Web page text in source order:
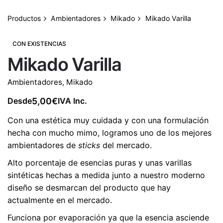
Productos Ambientadores Mikado Mikado Varilla
CON EXISTENCIAS
Mikado Varilla
Ambientadores, Mikado
Desde5,00€IVA Inc.
Con una estética muy cuidada y con una formulación
hecha con mucho mimo, logramos uno de los mejores
ambientadores de sticks del mercado.
Alto porcentaje de esencias puras y unas varillas
sintéticas hechas a medida junto a nuestro moderno
diseño se desmarcan del producto que hay
actualmente en el mercado.
Funciona por evaporación ya que la esencia asciende